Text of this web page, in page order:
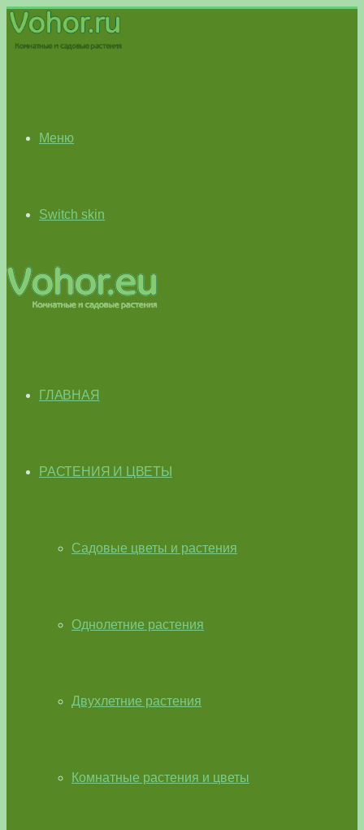
Меню
Switch skin
ГЛАВНАЯ
РАСТЕНИЯ И ЦВЕТЫ
Садовые цветы и растения
Однолетние растения
Двухлетние растения
Комнатные растения и цветы